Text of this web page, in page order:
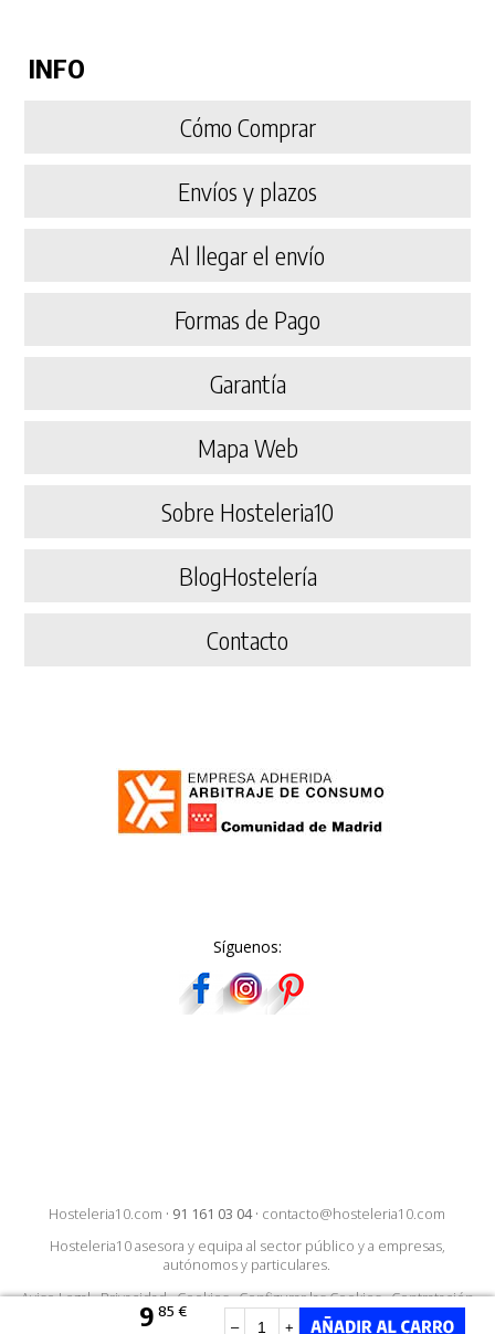
9 85 €
– +
INFO
Cómo Comprar
Envíos y plazos
Al llegar el envío
Formas de Pago
Garantía
Mapa Web
Sobre Hosteleria10
BlogHostelería
Contacto
Síguenos:
Hosteleria10.com · 91 161 03 04· contacto@hosteleria10.com
Hosteleria10 asesora y equipa al sector público y a empresas,
autónomos y particulares.
Aviso Legal·Privacidad·Cookies·Configurar las Cookies·Contratación